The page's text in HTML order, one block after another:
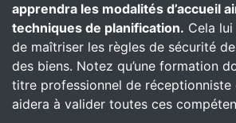
apprendra les modalités d’accueil
techniques de planification. Cela
de maîtriser les règles de sécurité
des biens. Notez qu’une formation
titre professionnel de réceptionniste
aidera à valider toutes ces